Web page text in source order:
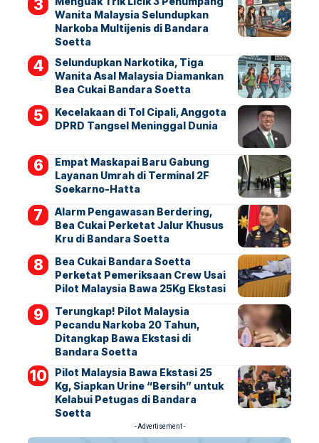
Wanita Malaysia Selundupkan
Narkoba Multijenis di Bandara
Soetta
Selundupkan Narkotika, Tiga
Wanita Asal Malaysia Diamankan
Bea Cukai Bandara Soetta
Kecelakaan di Tol Cipali, Anggota
DPRD Tangsel Meninggal Dunia
Empat Maskapai Baru Gabung
Layanan Umrah di Terminal 2F
Soekarno-Hatta
Alarm Pengawasan Berdering,
Bea Cukai Perketat Jalur Khusus
Kru di Bandara Soetta
Bea Cukai Bandara Soetta
Perketat Pemeriksaan Crew Usai
Pilot Malaysia Bawa 25Kg Ekstasi
Terungkap! Pilot Malaysia
Pecandu Narkoba 20 Tahun,
Ditangkap Bawa Ekstasi di
Bandara Soetta
Pilot Malaysia Bawa Ekstasi 25
Kg, Siapkan Urine “Bersih” untuk
Kelabui Petugas di Bandara
Soetta
- Advertisement -